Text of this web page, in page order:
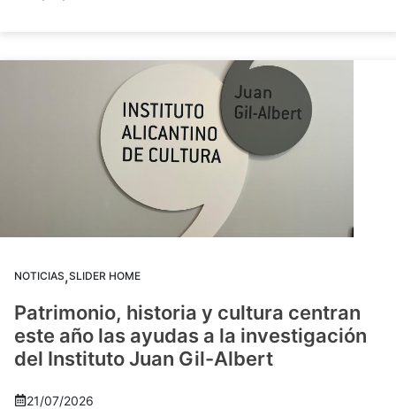
NOTICIAS,SLIDER HOME
Patrimonio, historia y cultura centran
este año las ayudas a la investigación
del Instituto Juan Gil-Albert
21/07/2026